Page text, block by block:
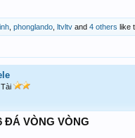
phonglando ltvltv and 4 others like
ĐÁ VÒNG VÒNG